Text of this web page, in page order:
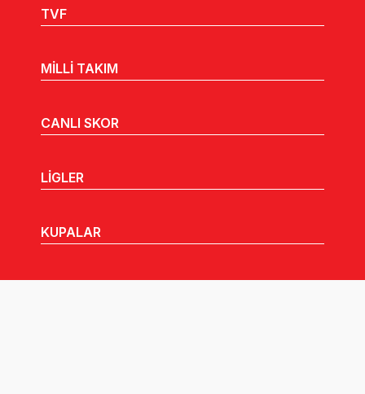
TVF
MİLLİ TAKIM
CANLI SKOR
LİGLER
KUPALAR